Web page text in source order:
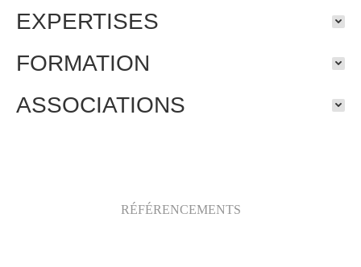
EXPERTISES
FORMATION
ASSOCIATIONS
RÉFÉRENCEMENTS